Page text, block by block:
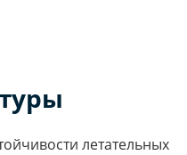
летательных